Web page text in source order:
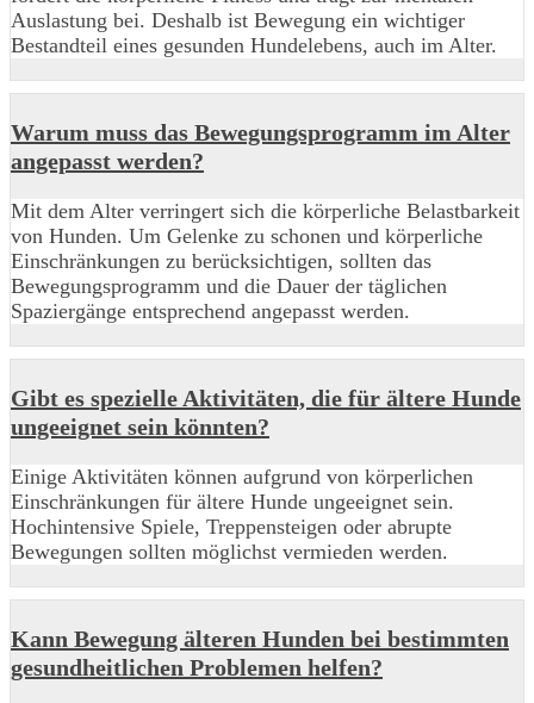
Auslastung bei. Deshalb ist Bewegung ein wichtiger
Bestandteil eines gesunden Hundelebens, auch im Alter.
Warum muss das Bewegungsprogramm im Alter
angepasst werden?
Mit dem Alter verringert sich die körperliche Belastbarkeit
von Hunden. Um Gelenke zu schonen und körperliche
Einschränkungen zu berücksichtigen, sollten das
Bewegungsprogramm und die Dauer der täglichen
Spaziergänge entsprechend angepasst werden.
Gibt es spezielle Aktivitäten, die für ältere Hunde
ungeeignet sein könnten?
Einige Aktivitäten können aufgrund von körperlichen
Einschränkungen für ältere Hunde ungeeignet sein.
Hochintensive Spiele, Treppensteigen oder abrupte
Bewegungen sollten möglichst vermieden werden.
Kann Bewegung älteren Hunden bei bestimmten
gesundheitlichen Problemen helfen?